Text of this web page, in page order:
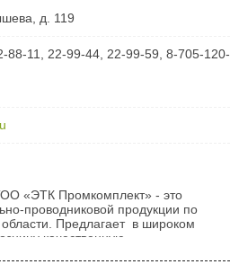
насосы Автоматика и приборы
д. 119
88-11, 22-99-44, 22-99-59, 8-705-120-
«ЭТК Промкомплект» - это
проводниковой продукции по
Предлагает в широком
качественную
Высокий уровень сервиса,